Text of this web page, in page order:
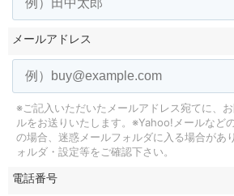
メールアドレス
※ご記入いただいたメールアドレス宛てに、
ルをお送りいたします。 ※Yahoo!メールなど
の場合、迷惑メールフォルダに入る場合があ
ォルダ・設定等をご確認下さい。
電話番号